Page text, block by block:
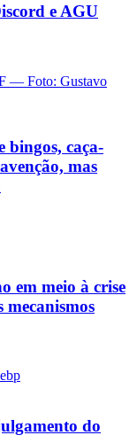
e AGU
bingos, caça-
mas
em meio à crise
do